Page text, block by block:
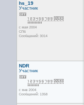
hs_19
Участник
с мая 2004
СПб
Сообщений: 3014
NDR
Участник
с янв 2004
Сообщений: 1358